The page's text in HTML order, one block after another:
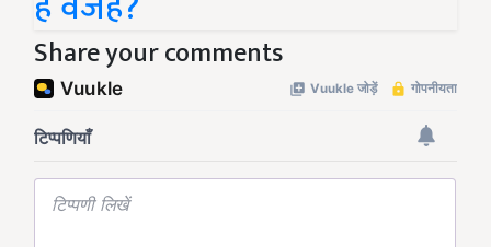
Share your comments